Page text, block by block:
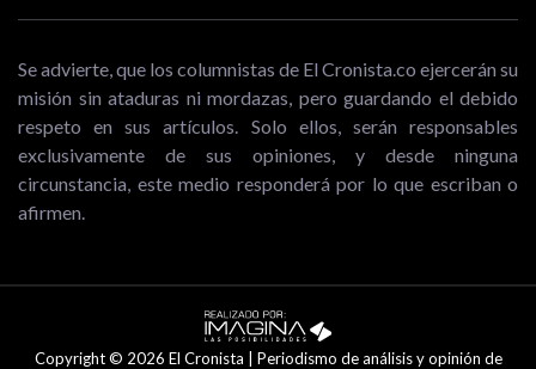
Se advierte, que los columnistas de El Cronista.co ejercerán su
misión sin ataduras ni mordazas, pero guardando el debido
respeto en sus artículos. Solo ellos, serán responsables
exclusivamente de sus opiniones, y desde ninguna
circunstancia, este medio responderá por lo que escriban o
afirmen.
Copyright © 2026 El Cronista | Periodismo de análisis y opinión de